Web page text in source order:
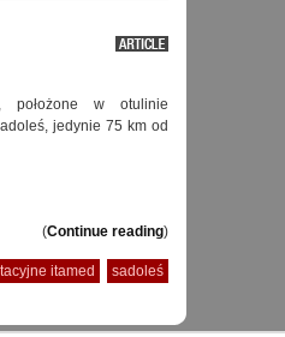
położone w otulinie
jedynie 75 km od
(Continue reading)
itamed sadoleś